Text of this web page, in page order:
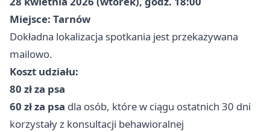
Miejsce: Tarnów
Dokładna lokalizacja spotkania jest przekazywana
mailowo.
Koszt udziału:
80 zł za psa
60 zł za psa dla osób, które w ciągu ostatnich 30 dni
korzystały z konsultacji behawioralnej